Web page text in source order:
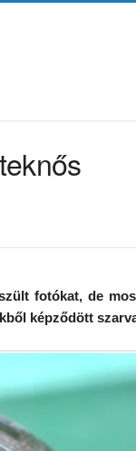
fotókat, de
képződött